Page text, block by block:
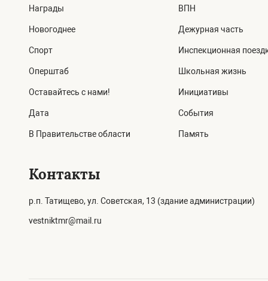
Награды
Новогоднее
Спорт
Оперштаб
Оставайтесь с нами!
Дата
В Правительстве области
ВПН
Дежурная часть
Инспекционная
Школьная жизнь
Инициативы
События
Память
Контакты
р.п. Татищево, ул. Советская, 13 (здание администрации)
vestniktmr@mail.ru